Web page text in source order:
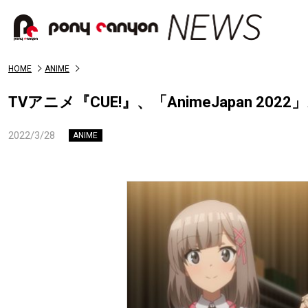
HOME ANIME
TVアニメ『CUE!』、「AnimeJapan 2022
2022/3/28 ANIME